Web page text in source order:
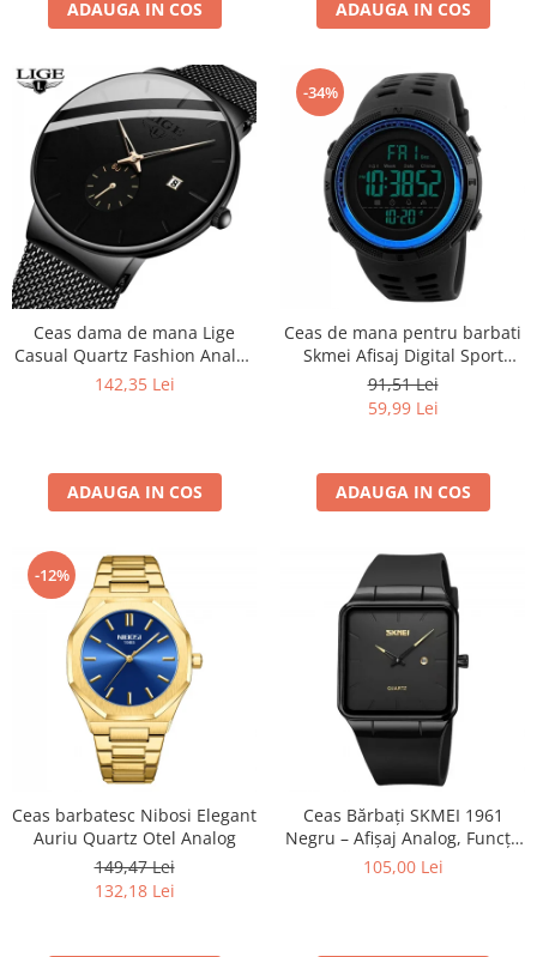
ADAUGA IN COS ADAUGA IN COS
Ceas dama de mana Lige
Casual Quartz Fashion Analog
Negru
142,35 Lei
ADAUGA IN COS
-34%
Ceas de mana pentru barbati
Skmei Afisaj Digital Sport
Rezistent la socuri si apa
91,51 Lei
59,99 Lei
ADAUGA IN COS
-12%
Ceas barbatesc Nibosi Elegant
Auriu Quartz Otel Analog
149,47 Lei
132,18 Lei
Ceas Bărbați SKMEI 1961
Negru – Afișaj Analog, Funcții
Multiple, Design Elegant,
105,00 Lei